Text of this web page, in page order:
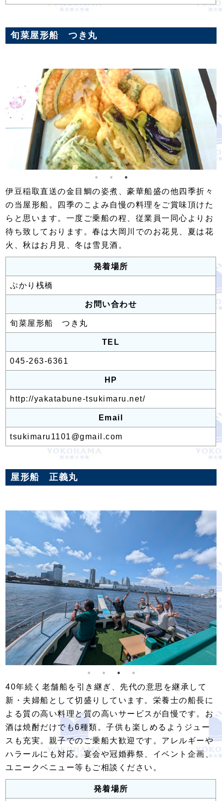
旬菜屋形船 つき丸
伊豆稲取直送の金目鯛の姿煮、豪華船盛の他四季折々
の当屋形船。四季のこよみ自慢の料理をご賞味頂けた
らと思います。一度ご乗船の程、従業員一同心よりお
待ち致しております。春は大岡川でのお花見、夏は花
火、秋はお月見、冬は雪見酒。
発着場所
ぷかり桟橋
お問い合わせ
旬菜屋形船 つき丸
TEL
045-263-6361
HP
http://yakatabune-tsukimaru.net/
Email
tsukimaru1101@gmail.com
屋形船 正義丸
40年続く老舗船を引き継ぎ、先代の意思を継承して
新・夫婦船として切盛りしています。栄養士の船長に
よる質の高い料理と質の高いサービスが自慢です。お
酒は焼酎だけでも6種類。子供も楽しめるようジュー
スも充実。親子でのご乗船大歓迎です。アレルギーや
ハラールにも対応。宴会や冠婚葬祭、イベント企画、
ユニークベニュー等もご相談ください。
発着場所